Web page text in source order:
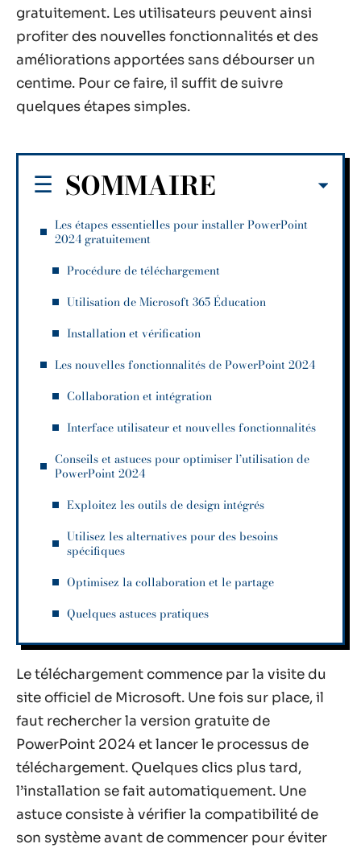
gratuitement. Les utilisateurs peuvent ainsi
profiter des nouvelles fonctionnalités et des
améliorations apportées sans débourser un
centime. Pour ce faire, il suffit de suivre
quelques étapes simples.
SOMMAIRE
Les étapes essentielles pour installer PowerPoint
2024 gratuitement
Procédure de téléchargement
Utilisation de Microsoft 365 Éducation
Installation et vérification
Les nouvelles fonctionnalités de PowerPoint 2024
Collaboration et intégration
Interface utilisateur et nouvelles fonctionnalités
Conseils et astuces pour optimiser l’utilisation de
PowerPoint 2024
Exploitez les outils de design intégrés
Utilisez les alternatives pour des besoins
spécifiques
Optimisez la collaboration et le partage
Quelques astuces pratiques
Le téléchargement commence par la visite du
site officiel de Microsoft. Une fois sur place, il
faut rechercher la version gratuite de
PowerPoint 2024 et lancer le processus de
téléchargement. Quelques clics plus tard,
l’installation se fait automatiquement. Une
astuce consiste à vérifier la compatibilité de
son système avant de commencer pour éviter